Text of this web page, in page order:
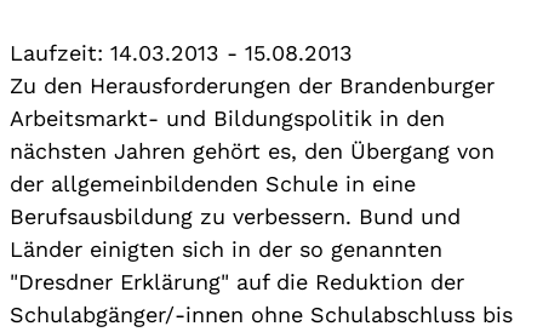
Laufzeit: 14.03.2013 - 15.08.2013
Zu den Herausforderungen der Brandenburger
Arbeitsmarkt- und Bildungspolitik in den
nächsten Jahren gehört es, den Übergang von
der allgemeinbildenden Schule in eine
Berufsausbildung zu verbessern. Bund und
Länder einigten sich in der so genannten
"Dresdner Erklärung" auf die Reduktion der
Schulabgänger/-innen ohne Schulabschluss bis